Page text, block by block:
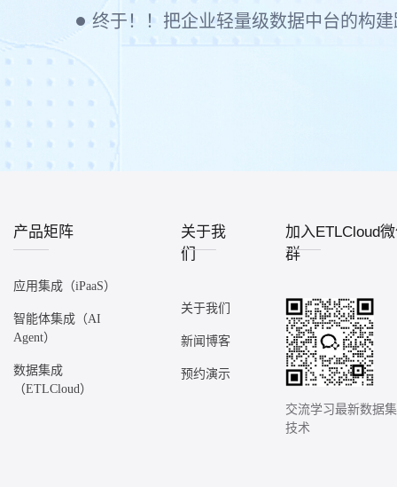
终于！！把企业轻量级数据中台的构
产品矩阵
应用集成（iPaaS）
智能体集成（AI
Agent）
数据集成
（ETLCloud）
关于我
们
关于我们
新闻博客
预约演示
加入ETLCloud
群
交流学习最新数据
技术